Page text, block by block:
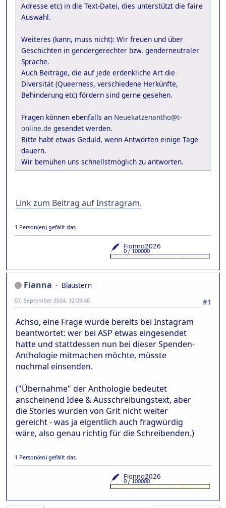
Adresse etc) in die Text-Datei, dies unterstützt die faire
Auswahl.
Weiteres (kann, muss nicht): Wir freuen und über
Geschichten in gendergerechter bzw. genderneutraler
Sprache.
Auch Beiträge, die auf jede erdenkliche Art die
Diversität (Queerness, verschiedene Herkünfte,
Behinderung etc) fördern sind gerne gesehen.
Fragen können ebenfalls an Neuekatzenantho@t-
online.de gesendet werden.
Bitte habt etwas Geduld, wenn Antworten einige Tage
dauern.
Wir bemühen uns schnellstmöglich zu antworten.
Link zum Beitrag auf Instragram.
1 Person(en) gefällt das.
Fianna
Blaustern
#1
07. September 2024, 12:09:40
Achso, eine Frage wurde bereits bei Instagram
beantwortet: wer bei ASP etwas eingesendet
hatte und stattdessen nun bei dieser Spenden-
Anthologie mitmachen möchte, müsste
nochmal einsenden.
("Übernahme" der Anthologie bedeutet
anscheinend Idee & Ausschreibungstext, aber
die Stories wurden von Grit nicht weiter
gereicht - was ja eigentlich auch fragwürdig
wäre, also genau richtig für die Schreibenden.)
1 Person(en) gefällt das.